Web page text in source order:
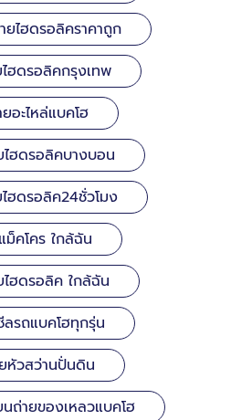
ยไฮดรอลิคราคาถูก
ฮดรอลิคกรุงเทพ
อะไหล่แบคโฮ
ฮดรอลิคบางบอน
ฮดรอลิค24ชั่วโมง
ม็คโคร ใกล้ฉัน
ฮดรอลิค ใกล้ฉัน
ลรถแบคโฮทุกรุ่น
หัวสว่านปั่นดิน
ถ่ายของเหลวแบคโฮ